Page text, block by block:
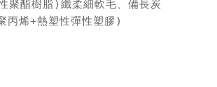
聚酯樹脂)纖柔細軟毛、備長炭
丙烯+熱塑性彈性塑膠)